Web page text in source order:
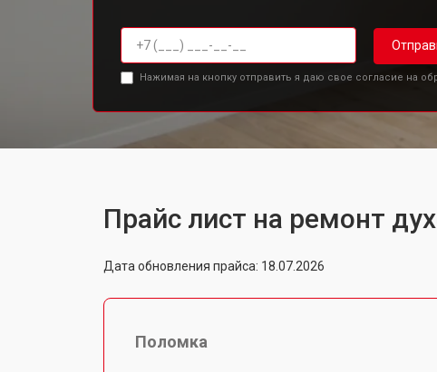
Нажимая на кнопку отправить я даю свое согласие на
Прайс лист на ремонт
Дата обновления прайса: 18.07.2026
Поломка